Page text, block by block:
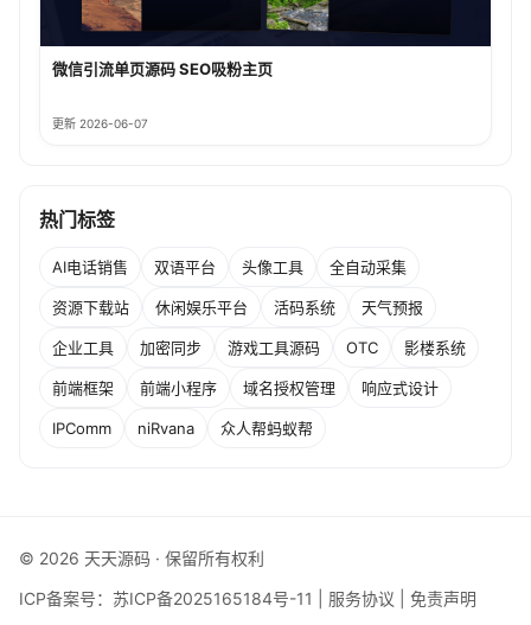
微信引流单页源码 SEO吸粉主页
更新 2026-06-07
热门标签
AI电话销售 双语平台 头像工具 全自动采集
资源下载站 休闲娱乐平台 活码系统 天气预报
企业工具 加密同步 游戏工具源码 OTC 影楼系统
前端框架 前端小程序 域名授权管理 响应式设计
IPComm niRvana 众人帮蚂蚁帮
© 2026 天天源码 · 保留所有权利
ICP备案号： 苏ICP备2025165184号-11 服务协议 免责声明